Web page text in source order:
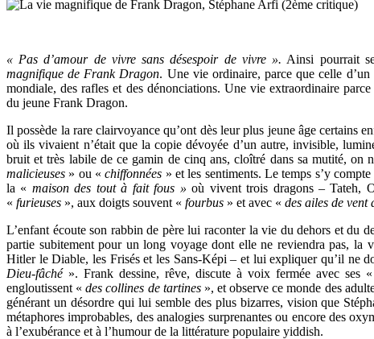
« Pas d’amour de vivre sans désespoir de vivre ». Ainsi pourrait
magnifique de Frank Dragon. Une vie ordinaire, parce que celle
mondiale, des rafles et des dénonciations. Une vie extraordinaire
du jeune Frank Dragon.
Il possède la rare clairvoyance qu’ont dès leur plus jeune âge certains
où ils vivaient n’était que la copie dévoyée d’un autre, invisible,
bruit et très labile de ce gamin de cinq ans, cloîtré dans sa mutité, on
malicieuses » ou «chiffonnées » et les sentiments. Le temps s’y compte
la « maison des tout à fait fous » où vivent trois dragons –
« furieuses », aux doigts souvent « fourbus » et avec « des ailes de vent
L’enfant écoute son rabbin de père lui raconter la vie du dehors et du
partie subitement pour un long voyage dont elle ne reviendra pas, la
Hitler le Diable, les Frisés et les Sans-Képi – et lui expliquer qu’il ne
Dieu-fâché». Frank dessine, rêve, discute à voix fermée avec ses «
engloutissent «des collines de tartines», et observe ce monde des
générant un désordre qui lui semble des plus bizarres, vision que
métaphores improbables, des analogies surprenantes ou encore des
à l’exubérance et à l’humour de la littérature populaire yiddish.